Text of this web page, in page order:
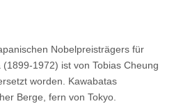
Nobelpreisträgers für
1972) ist von Tobias Cheung
worden. Kawabatas
Berge, fern von Tokyo.